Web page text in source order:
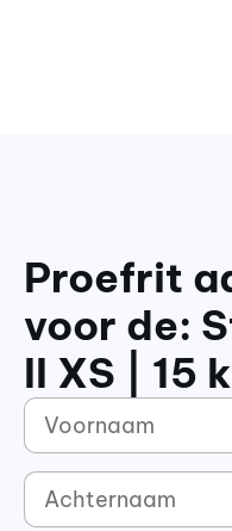
Proefrit
voor de:
II XS | 15